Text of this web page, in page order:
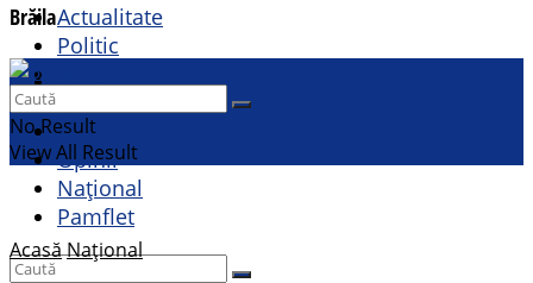
Brăila
Contact
Actualitate
Politic
Cultural
Opinii
Național
Pamflet
No Result
View All Result
AcasăNațional